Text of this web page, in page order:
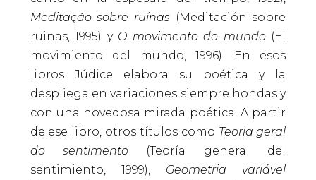
Meditação sobre ruínas (Meditación sobre
ruinas, 1995) y O movimento do mundo(El
movimiento del mundo, 1996). En esos
libros Júdice elabora su poética y la
despliega en variaciones siempre hondas y
con una novedosa mirada poética. A partir
de ese libro, otros títulos como Teoria geral
do sentimento (Teoría general del
sentimiento, 1999), Geometria variável